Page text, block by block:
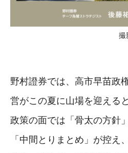
撮
野村證券では、高市早苗政
営がこの夏に山場を迎える
政策の面では「骨太の方針
「中間とりまとめ」が控え